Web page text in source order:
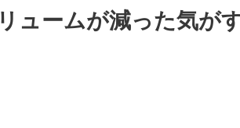
リュームが減った気が